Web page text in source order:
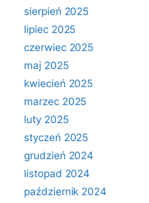
sierpień 2025
lipiec 2025
czerwiec 2025
maj 2025
kwiecień 2025
marzec 2025
luty 2025
styczeń 2025
grudzień 2024
listopad 2024
październik 2024